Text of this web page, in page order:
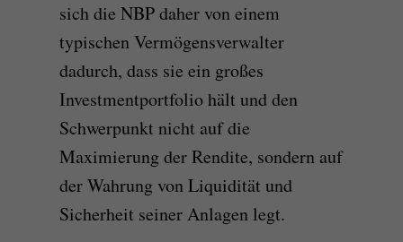
sich die NBP daher von einem
typischen Vermögensverwalter
dadurch, dass sie ein großes
Investmentportfolio hält und den
Schwerpunkt nicht auf die
Maximierung der Rendite, sondern auf
der Wahrung von Liquidität und
Sicherheit seiner Anlagen legt.